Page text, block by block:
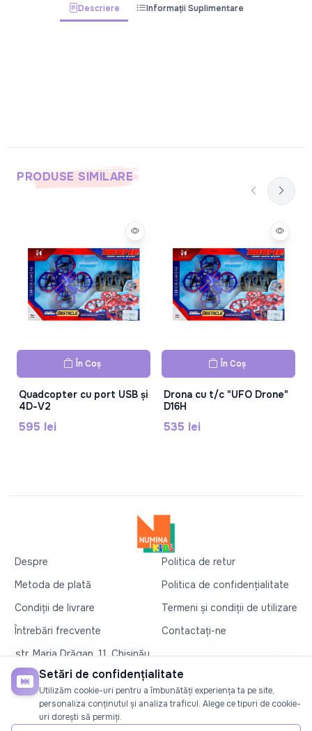
Descriere Informații Suplimentare
PRODUSE SIMILARE
În Coș
Quadcopter cu port USB și
4D-V2
595 lei
În Coș
Drona cu t/c "UFO Drone"
D16H
535 lei
Despre
Politica de retur
Metoda de plată
Politica de confidențialitate
Condiții de livrare
Termeni și condiții de utilizare
Întrebări frecvente
Contactați-ne
str. Maria Drăgan, 11, Chișinău
+37360327279
©2026Numina Kids. Toate drepturile rezervate
Setări de confidențialitate
Utilizăm cookie-uri pentru a îmbunătăți experiența ta pe site,
personaliza conținutul și analiza traficul. Alege ce tipuri de cookie-
uri dorești să permiți.